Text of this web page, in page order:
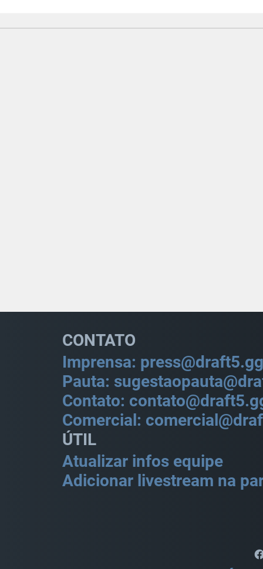
CONTATO
Imprensa: press@draft5.gg
Pauta:
Contato:
Comercial:
ÚTIL
Atualizar infos equipe
Adicionar livestream na